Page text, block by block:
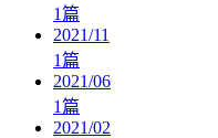
1篇
2021/11
1篇
2021/06
1篇
2021/02